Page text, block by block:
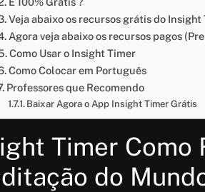
Veja abaixo os recursos grátis do Insight
Agora veja abaixo os recursos pagos
Como Usar o Insight Timer
Como Colocar em Português
Professores que Recomendo
Baixar Agora o App Insight Timer Grátis
Timer Como
do